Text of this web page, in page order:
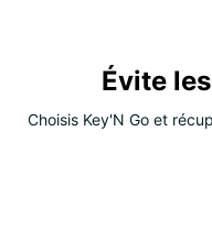
Évite
Choisis Key'N Go et